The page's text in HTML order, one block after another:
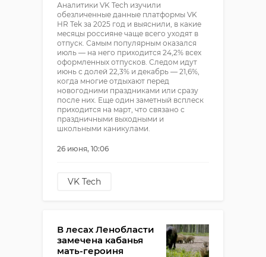
Аналитики VK Tech изучили
обезличенные данные платформы VK
HR Tek за 2025 год и выяснили, в какие
месяцы россияне чаще всего уходят в
отпуск. Самым популярным оказался
июль — на него приходится 24,2% всех
оформленных отпусков. Следом идут
июнь с долей 22,3% и декабрь — 21,6%,
когда многие отдыхают перед
новогодними праздниками или сразу
после них. Еще один заметный всплеск
приходится на март, что связано с
праздничными выходными и
школьными каникулами.
26 июня, 10:06
VK Tech
В лесах Ленобласти
замечена кабанья
мать-героиня